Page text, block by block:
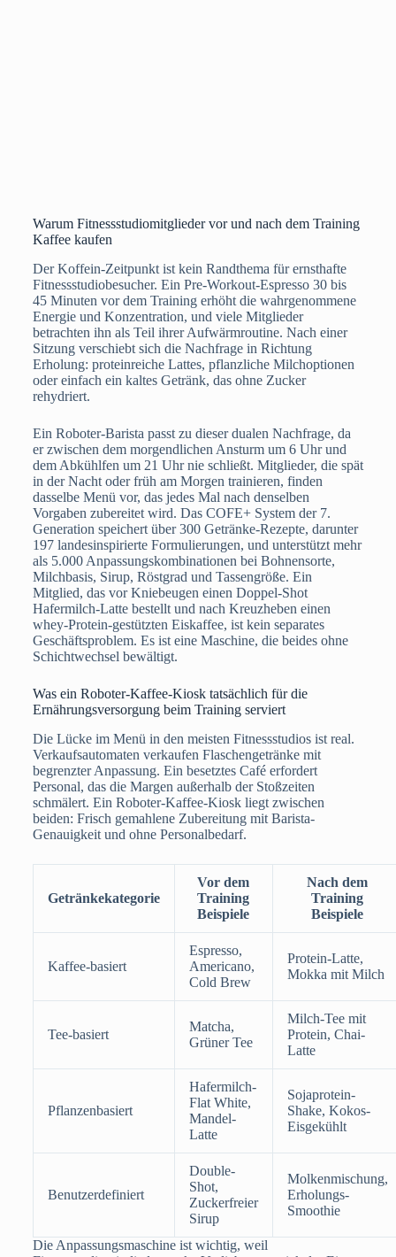
Warum Fitnessstudiomitglieder vor und nach dem Training
Kaffee kaufen
Der Koffein-Zeitpunkt ist kein Randthema für ernsthafte
Fitnessstudiobesucher. Ein Pre-Workout-Espresso 30 bis
45 Minuten vor dem Training erhöht die wahrgenommene
Energie und Konzentration, und viele Mitglieder
betrachten ihn als Teil ihrer Aufwärmroutine. Nach einer
Sitzung verschiebt sich die Nachfrage in Richtung
Erholung: proteinreiche Lattes, pflanzliche Milchoptionen
oder einfach ein kaltes Getränk, das ohne Zucker
rehydriert.
Ein Roboter-Barista passt zu dieser dualen Nachfrage, da
er zwischen dem morgendlichen Ansturm um 6 Uhr und
dem Abkühlfen um 21 Uhr nie schließt. Mitglieder, die spät
in der Nacht oder früh am Morgen trainieren, finden
dasselbe Menü vor, das jedes Mal nach denselben
Vorgaben zubereitet wird. Das COFE+ System der 7.
Generation speichert über 300 Getränke-Rezepte, darunter
197 landesinspirierte Formulierungen, und unterstützt mehr
als 5.000 Anpassungskombinationen bei Bohnensorte,
Milchbasis, Sirup, Röstgrad und Tassengröße. Ein
Mitglied, das vor Kniebeugen einen Doppel-Shot
Hafermilch-Latte bestellt und nach Kreuzheben einen
whey-Protein-gestützten Eiskaffee, ist kein separates
Geschäftsproblem. Es ist eine Maschine, die beides ohne
Schichtwechsel bewältigt.
Was ein Roboter-Kaffee-Kiosk tatsächlich für die
Ernährungsversorgung beim Training serviert
Die Lücke im Menü in den meisten Fitnessstudios ist real.
Verkaufsautomaten verkaufen Flaschengetränke mit
begrenzter Anpassung. Ein besetztes Café erfordert
Personal, das die Margen außerhalb der Stoßzeiten
schmälert. Ein Roboter-Kaffee-Kiosk liegt zwischen
beiden: Frisch gemahlene Zubereitung mit Barista-
Genauigkeit und ohne Personalbedarf.
Getränkekategorie
Vor dem
Training
Beispiele
Nach dem
Training
Beispiele
Kaffee-basiert
Espresso,
Americano,
Cold Brew
Protein-Latte,
Mokka mit Milch
Tee-basiert
Matcha,
Grüner Tee
Milch-Tee mit
Protein, Chai-
Latte
Pflanzenbasiert
Hafermilch-
Flat White,
Mandel-
Latte
Sojaprotein-
Shake, Kokos-
Eisgekühlt
Benutzerdefiniert
Double-
Shot,
Zuckerfreier
Sirup
Molkenmischung,
Erholungs-
Smoothie
Die Anpassungsmaschine ist wichtig, weil